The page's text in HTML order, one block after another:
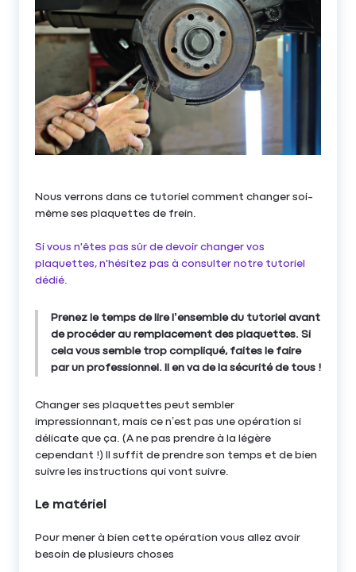
Nous verrons dans ce tutoriel comment changer soi-
même ses plaquettes de frein.
Si vous n'êtes pas sûr de devoir changer vos
plaquettes, n'hésitez pas à consulter notre tutoriel
dédié.
Prenez le temps de lire l’ensemble du tutoriel avant
de procéder au remplacement des plaquettes. Si
cela vous semble trop compliqué, faites le faire
par un professionnel. Il en va de la sécurité de tous !
Changer ses plaquettes peut sembler
impressionnant, mais ce n’est pas une opération si
délicate que ça. (A ne pas prendre à la légère
cependant !) Il suffit de prendre son temps et de bien
suivre les instructions qui vont suivre.
Le matériel
Pour mener à bien cette opération vous allez avoir
besoin de plusieurs choses